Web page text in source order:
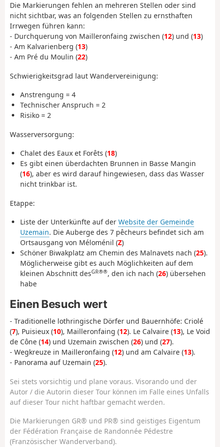
Die Markierungen fehlen an mehreren Stellen oder sind
nicht sichtbar, was an folgenden Stellen zu ernsthaften
Irrwegen führen kann:
- Durchquerung von Mailleronfaing zwischen (12) und (13)
- Am Kalvarienberg (13)
- Am Pré du Moulin (22)
Schwierigkeitsgrad laut Wandervereinigung:
Anstrengung = 4
Technischer Anspruch = 2
Risiko = 2
Wasserversorgung:
Chalet des Eaux et Forêts (18)
Es gibt einen überdachten Brunnen in Basse Mangin
(16), aber es wird darauf hingewiesen, dass das Wasser
nicht trinkbar ist.
Etappe:
Liste der Unterkünfte auf der Website der Gemeinde
Uzemain. Die Auberge des 7 pêcheurs befindet sich am
Ortsausgang von Méloménil (Z)
Schöner Biwakplatz am Chemin des Malnavets nach (25).
Möglicherweise gibt es auch Möglichkeiten auf dem
kleinen Abschnitt desGR®®, den ich nach (26) übersehen
habe
Einen Besuch wert
- Traditionelle lothringische Dörfer und Bauernhöfe: Criolé
(7), Puisieux (10), Mailleronfaing (12). Le Calvaire (13), Le Void
de Cône (14) und Uzemain zwischen (26) und (27).
- Wegkreuze in Mailleronfaing (12) und am Calvaire (13).
- Panorama auf Uzemain (25).
Sei stets vorsichtig und plane voraus. Visorando und der
Autor / die Autorin dieser Tour können im Falle eines Unfalls
auf dieser Tour nicht haftbar gemacht werden.
Die Markierungen GR® und PR® sind geistiges Eigentum
der Fédération Française de Randonnée Pédestre
(Französischer Wanderverband).